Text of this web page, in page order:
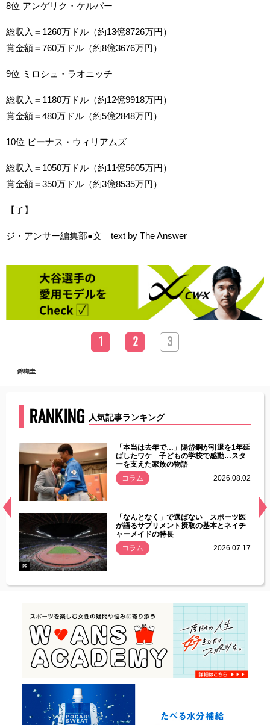
8位 アンゲリク・ケルバー
総収入＝1260万ドル（約13億8726万円）
賞金額＝760万ドル（約8億3676万円）
9位 ミロシュ・ラオニッチ
総収入＝1180万ドル（約12億9918万円）
賞金額＝480万ドル（約5億2848万円）
10位 ビーナス・ウィリアムズ
総収入＝1050万ドル（約11億5605万円）
賞金額＝350万ドル（約3億8535万円）
【了】
ジ・アンサー編集部●文 text by The Answer
1 2 3
錦織圭
RANKING 人気記事ランキング
常
「本当は去年で…」陽岱鋼が引退を1年延
ばしたワケ 子どもの学校で感動…スタ
ーを支えた家族の物語
コラム
2026.08.02
PR
「なんとなく」で選ばない スポーツ医
が語るサプリメント摂取の基本とネイチ
ャーメイドの特長
コラム
2026.07.17